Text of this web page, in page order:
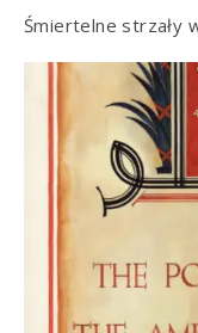
Śmiertelne strzały